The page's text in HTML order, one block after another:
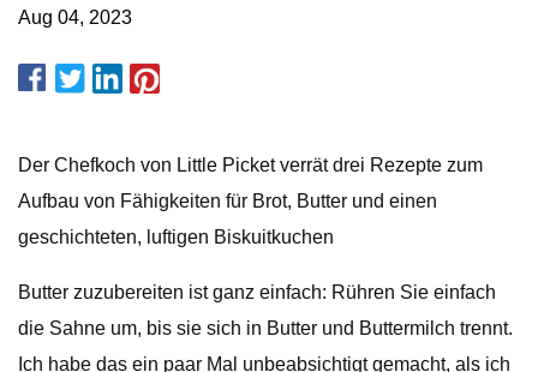
Aug 04, 2023
Der Chefkoch von Little Picket verrät drei Rezepte zum
Aufbau von Fähigkeiten für Brot, Butter und einen
geschichteten, luftigen Biskuitkuchen
Butter zuzubereiten ist ganz einfach: Rühren Sie einfach
die Sahne um, bis sie sich in Butter und Buttermilch trennt.
Ich habe das ein paar Mal unbeabsichtigt gemacht, als ich